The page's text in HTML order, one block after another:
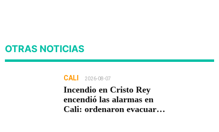
OTRAS NOTICIAS
CALI 2026-08-07
Incendio en Cristo Rey
encendió las alarmas en
Cali: ordenaron evacuar